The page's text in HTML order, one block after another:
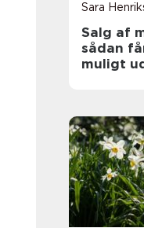
Sara
Salg af
sådan
muligt